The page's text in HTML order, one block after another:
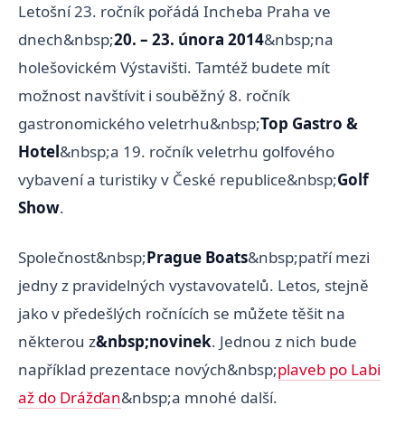
Letošní 23. ročník pořádá Incheba Praha ve
dnech&nbsp;20. – 23. února 2014&nbsp;na
holešovickém Výstavišti. Tamtéž budete mít
možnost navštívit i souběžný 8. ročník
gastronomického veletrhu&nbsp;Top Gastro &
Hotel&nbsp;a 19. ročník veletrhu golfového
vybavení a turistiky v České republice&nbsp;Golf
Show.
Společnost&nbsp;Prague Boats&nbsp;patří mezi
jedny z pravidelných vystavovatelů. Letos, stejně
jako v předešlých ročnících se můžete těšit na
některou z&nbsp;novinek. Jednou z nich bude
například prezentace nových&nbsp;plaveb po Labi
až do Drážďan&nbsp;a mnohé další.